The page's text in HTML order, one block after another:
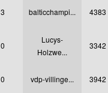
3 balticchampi... 4383
0
Lucys-
Holzwe...
3342
0 vdp-villinge... 3942